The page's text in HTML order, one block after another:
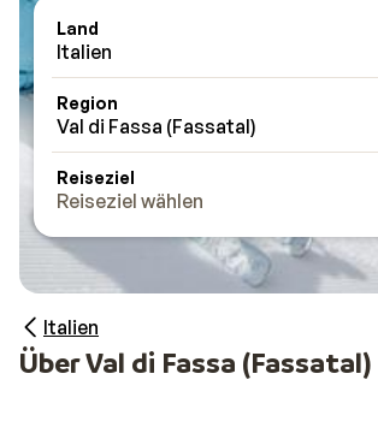
Land
Italien
Region
Val di Fassa (Fassatal)
Reiseziel
Reiseziel wählen
Italien
Über Val di Fassa (Fassatal)